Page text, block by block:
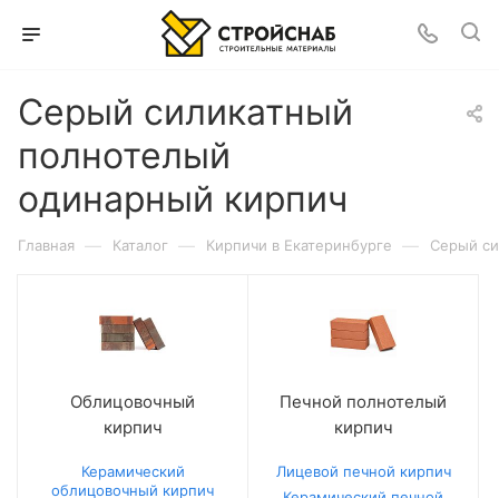
Серый силикатный
полнотелый
одинарный кирпич
Главная — Каталог — Кирпичи в Екатеринбурге — Серый
Облицовочный
кирпич
Керамический
облицовочный кирпич
Печной полнотелый
кирпич
Лицевой печной кирпич